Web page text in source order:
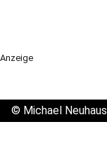
Anzeige
© Michael Neuhaus